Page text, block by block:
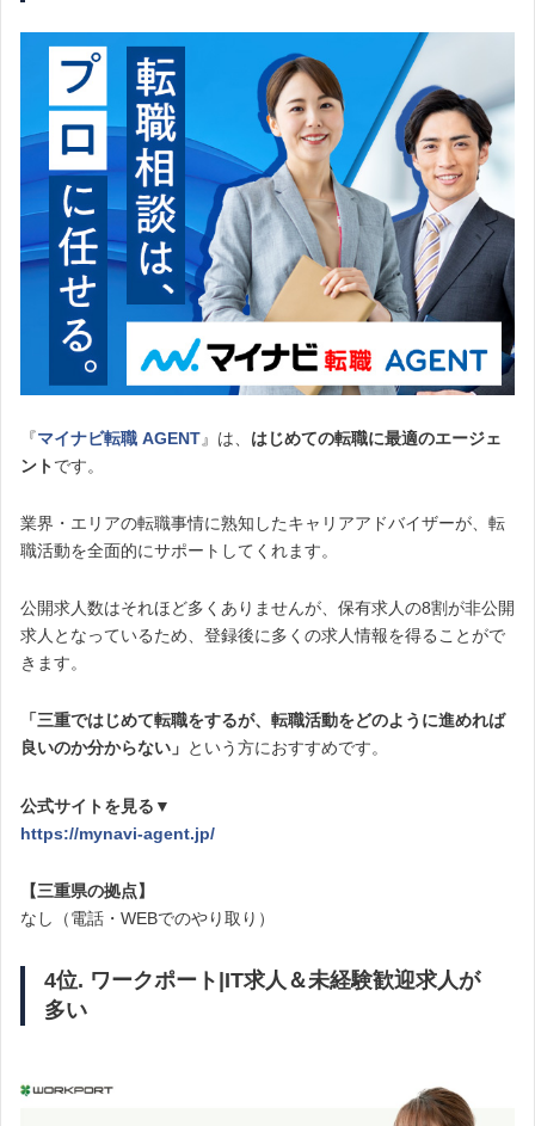
『マイナビ転職 AGENT』は、 はじめての転職に最適のエージェ
ントです。
業界・エリアの転職事情に熟知したキャリアアドバイザーが、転
職活動を全面的にサポートしてくれます。
公開求人数はそれほど多くありませんが、保有求人の8割が非公開
求人となっているため、登録後に多くの求人情報を得ることがで
きます。
「三重ではじめて転職をするが、転職活動をどのように進めれば
良いのか分からない」 という方におすすめです。
公式サイトを見る▼
https://mynavi-agent.jp/
【三重県の拠点】
なし（電話・WEBでのやり取り）
4位. ワークポート|IT求人＆未経験歓迎求人が
多い